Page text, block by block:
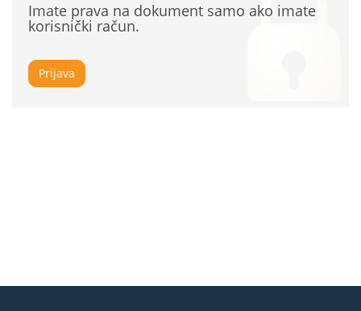
Imate prava na dokument samo ako imate
korisnički račun.
Prijava